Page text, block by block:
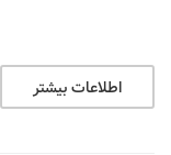
اطلاعات بیشتر